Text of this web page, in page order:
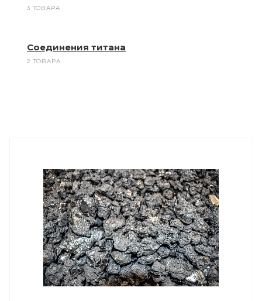
3 ТОВАРА
Соединения титана
2 ТОВАРА